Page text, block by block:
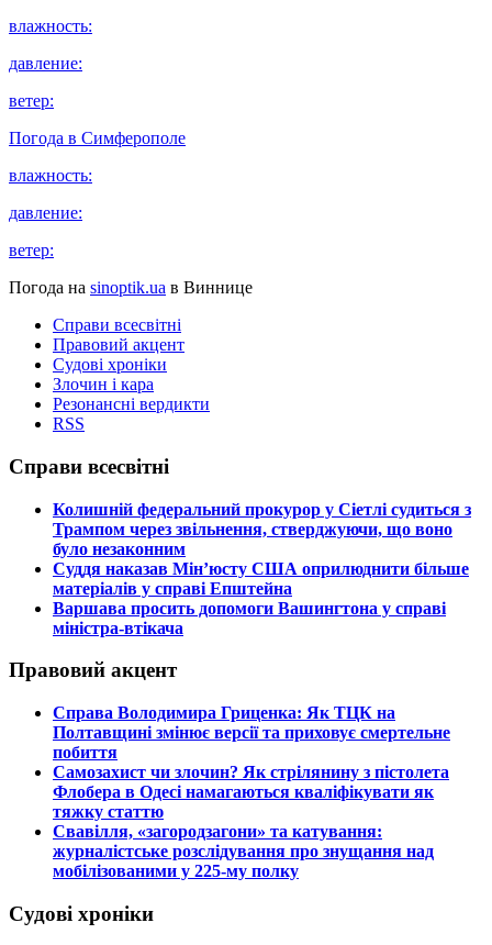
влажность:
давление:
ветер:
Погода в Симферополе
влажность:
давление:
ветер:
Погода на sinoptik.ua в Виннице
Справи всесвітні
Правовий акцент
Судові хроніки
Злочин і кара
Резонансні вердикти
RSS
Справи всесвітні
​Колишній федеральний прокурор у Сіетлі судиться з
Трампом через звільнення, стверджуючи, що воно
було незаконним
​Суддя наказав Мін’юсту США оприлюднити більше
матеріалів у справі Епштейна
​Варшава просить допомоги Вашингтона у справі
міністра-втікача
Правовий акцент
​Справа Володимира Гриценка: Як ТЦК на
Полтавщині змінює версії та приховує смертельне
побиття
​Самозахист чи злочин? Як стрілянину з пістолета
Флобера в Одесі намагаються кваліфікувати як
тяжку статтю
​Свавілля, «загородзагони» та катування:
журналістське розслідування про знущання над
мобілізованими у 225-му полку
Судові хроніки